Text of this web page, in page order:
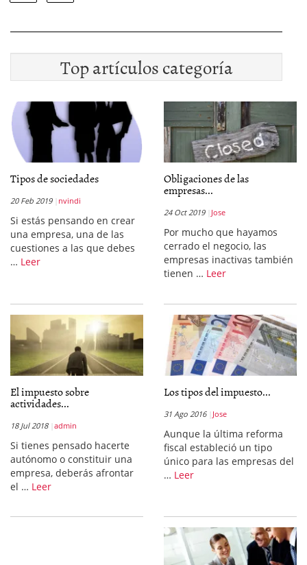
Top artículos categoría
Tipos de sociedades
20 Feb 2019 nvindi
Si estás pensando en crear
una empresa, una de las
cuestiones a las que debes
… Leer
Obligaciones de las
empresas...
24 Oct 2019 Jose
Por mucho que hayamos
cerrado el negocio, las
empresas inactivas también
tienen … Leer
El impuesto sobre
actividades...
18 Jul 2018 admin
Si tienes pensado hacerte
autónomo o constituir una
empresa, deberás afrontar
el … Leer
Los tipos del impuesto...
31 Ago 2016 Jose
Aunque la última reforma
fiscal estableció un tipo
único para las empresas del
… Leer